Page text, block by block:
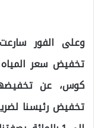
وعلى الفور
تخفيض سعر
كوس، عن